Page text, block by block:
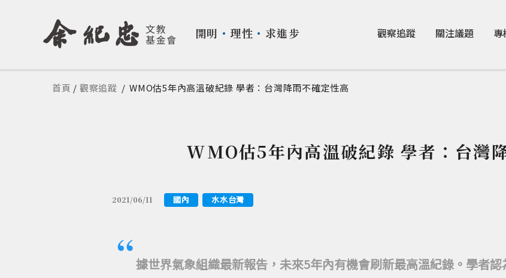
開明 ・ 理性 ・ 求進步 觀察追蹤 關注議題 專
您在這裡
首頁 / 觀察追蹤 / WMO估5年內高溫破紀錄 學者：台灣降雨不確定性高
WMO估5年內高溫破紀錄 學者：台灣
2021/06/11 國內 水水台灣
據世界氣象組織最新報告，未來5年內有機會刷新最高溫紀錄。學者